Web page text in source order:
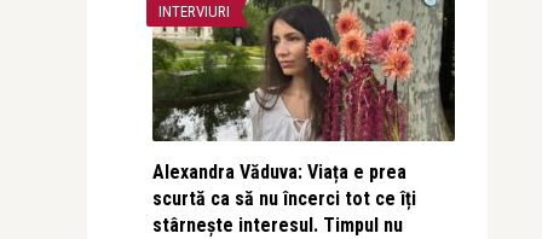
INTERVIURI
Alexandra Văduva: Viața e prea
scurtă ca să nu încerci tot ce îți
stârnește interesul. Timpul nu